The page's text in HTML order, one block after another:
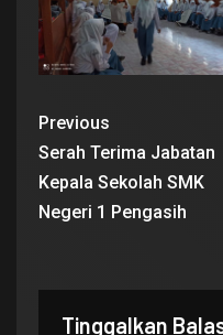
Previous
Serah Terima Jabatan
Kepala Sekolah SMK
Negeri 1 Pengasih
Tinggalkan